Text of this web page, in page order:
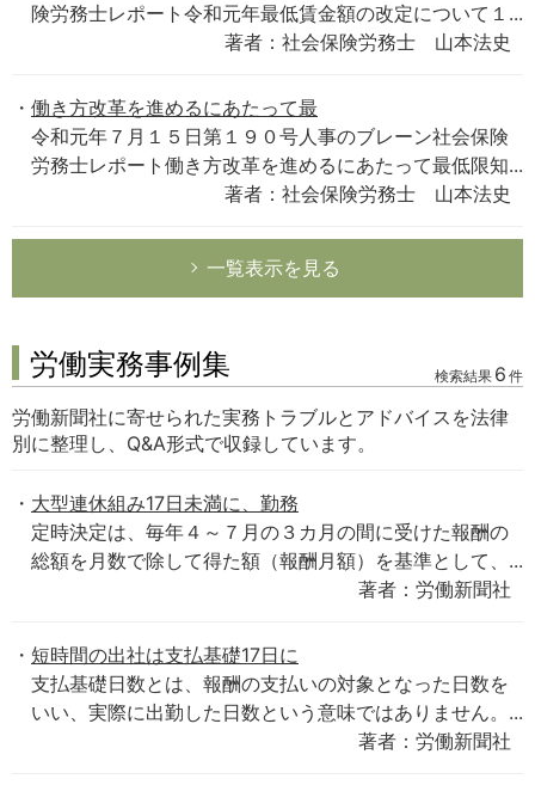
険労務士レポート令和元年最低賃金額の改定について１...
著者：社会保険労務士 山本法史
働き方改革を進めるにあたって最
令和元年７月１５日第１９０号人事のブレーン社会保険
労務士レポート働き方改革を進めるにあたって最低限知...
著者：社会保険労務士 山本法史
一覧表示を見る
労働実務事例集 検索結果 6 件
労働新聞社に寄せられた実務トラブルとアドバイスを法律
別に整理し、Q&A形式で収録しています。
大型連休組み17日未満に、勤務
定時決定は、毎年４～７月の３カ月の間に受けた報酬の
総額を月数で除して得た額（報酬月額）を基準として、...
著者：労働新聞社
短時間の出社は支払基礎17日に
支払基礎日数とは、報酬の支払いの対象となった日数を
いい、実際に出勤した日数という意味ではありません。...
著者：労働新聞社